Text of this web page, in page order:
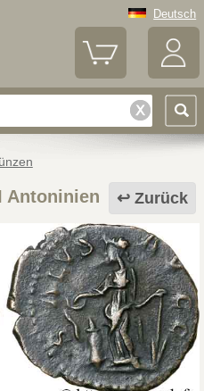
Deutsch
Zurück
Antoninien